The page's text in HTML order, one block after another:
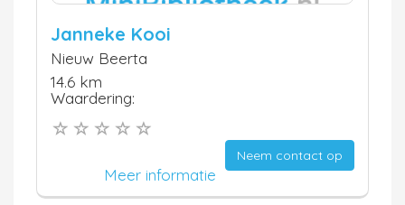
Janneke Kooi
Nieuw Beerta
14.6 km
Waardering:
Neem contact op
Meer informatie